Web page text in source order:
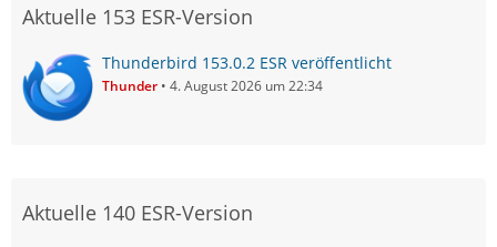
Aktuelle 153 ESR-Version
Thunderbird 153.0.2 ESR veröffentlicht
Thunder 4. August 2026 um 22:34
Aktuelle 140 ESR-Version